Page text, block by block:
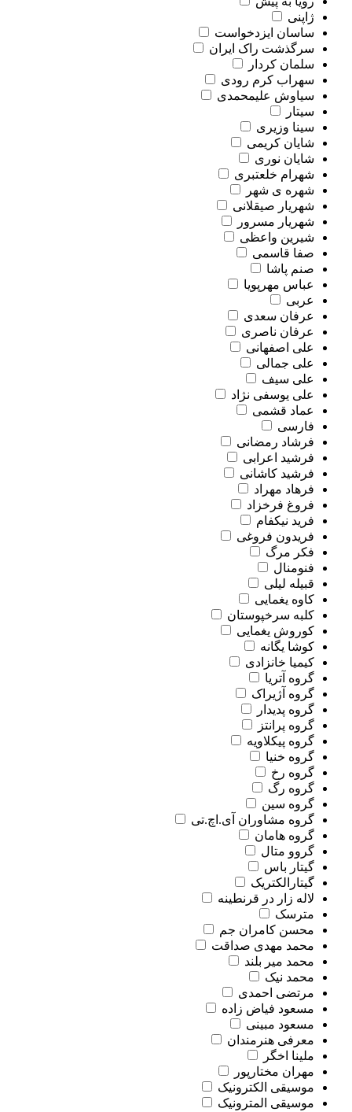
ژاپنی
ساسان ایزدخواست
سرگذشت راک ایران
سلمان کردار
سهراب کرم رودی
سیاوش علیمحمدی
سیتار
سینا وزیری
شایان کریمی
شایان نوری
شهرام خلعتبری
شهره ی شهر
شهریار صیقلانی
شهریار مسرور
شیرین واعظی
صفا قاسمی
صنم پاشا
عباس مهرپویا
عربی
عرفان سعدی
عرفان ناصری
علی اصفهانی
علی جمالی
علی سیف
علی یوسفی نژاد
عماد قشمی
فارسی
فرشاد رمضانی
فرشید اعرابی
فرشید کاشانی
فرهاد مهراد
فروغ فرخزاد
فرید نیکفام
فریدون فروغی
فکر مرگ
فنومنال
قبیله لیلی
کاوه یغمایی
کلبه سرخپوستان
کوروش یغمایی
کوشا یگانه
کیمیا خانزادی
گروه آتریا
گروه آژیراک
گروه پدیدار
گروه پرانتز
گروه پیکلاویه
گروه خنیا
گروه رخ
گروه رگ
گروه سین
گروه مشاوران آی.اچ.تی
گروه هامان
گروو متال
گیتار باس
گیتارالکتریک
لاله زار در قرنطینه
مترسک
محسن کامران جم
محمد مهدی صداقت
محمد میر بلند
محمد نیک
مرتضی احمدی
مسعود فیاض زاده
مسعود مبینی
معرفی هنرمندان
ملینا اخگر
مهران مختارپور
موسیقی الکترونیک
موسیقی المترونیک